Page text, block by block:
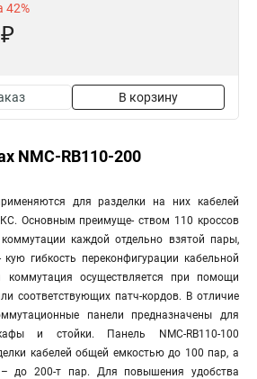
42%
В корзину
NMC-RB110-200
для разделки на них кабелей
Основным преимуще- ством 110 кроссов
каждой отдельно взятой пары,
гибкость переконфигурации кабельной
коммутация осуществляется при помощи
соответствующих патч-кордов. В отличие
панели предназначены для
и стойки. Панель NMC-RB110-100
кабелей общей емкостью до 100 пар, а
– до 200-т пар. Для повышения удобства